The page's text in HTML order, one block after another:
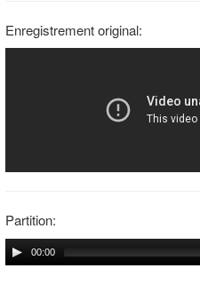
Enregistrement original:
Partition:
00:00